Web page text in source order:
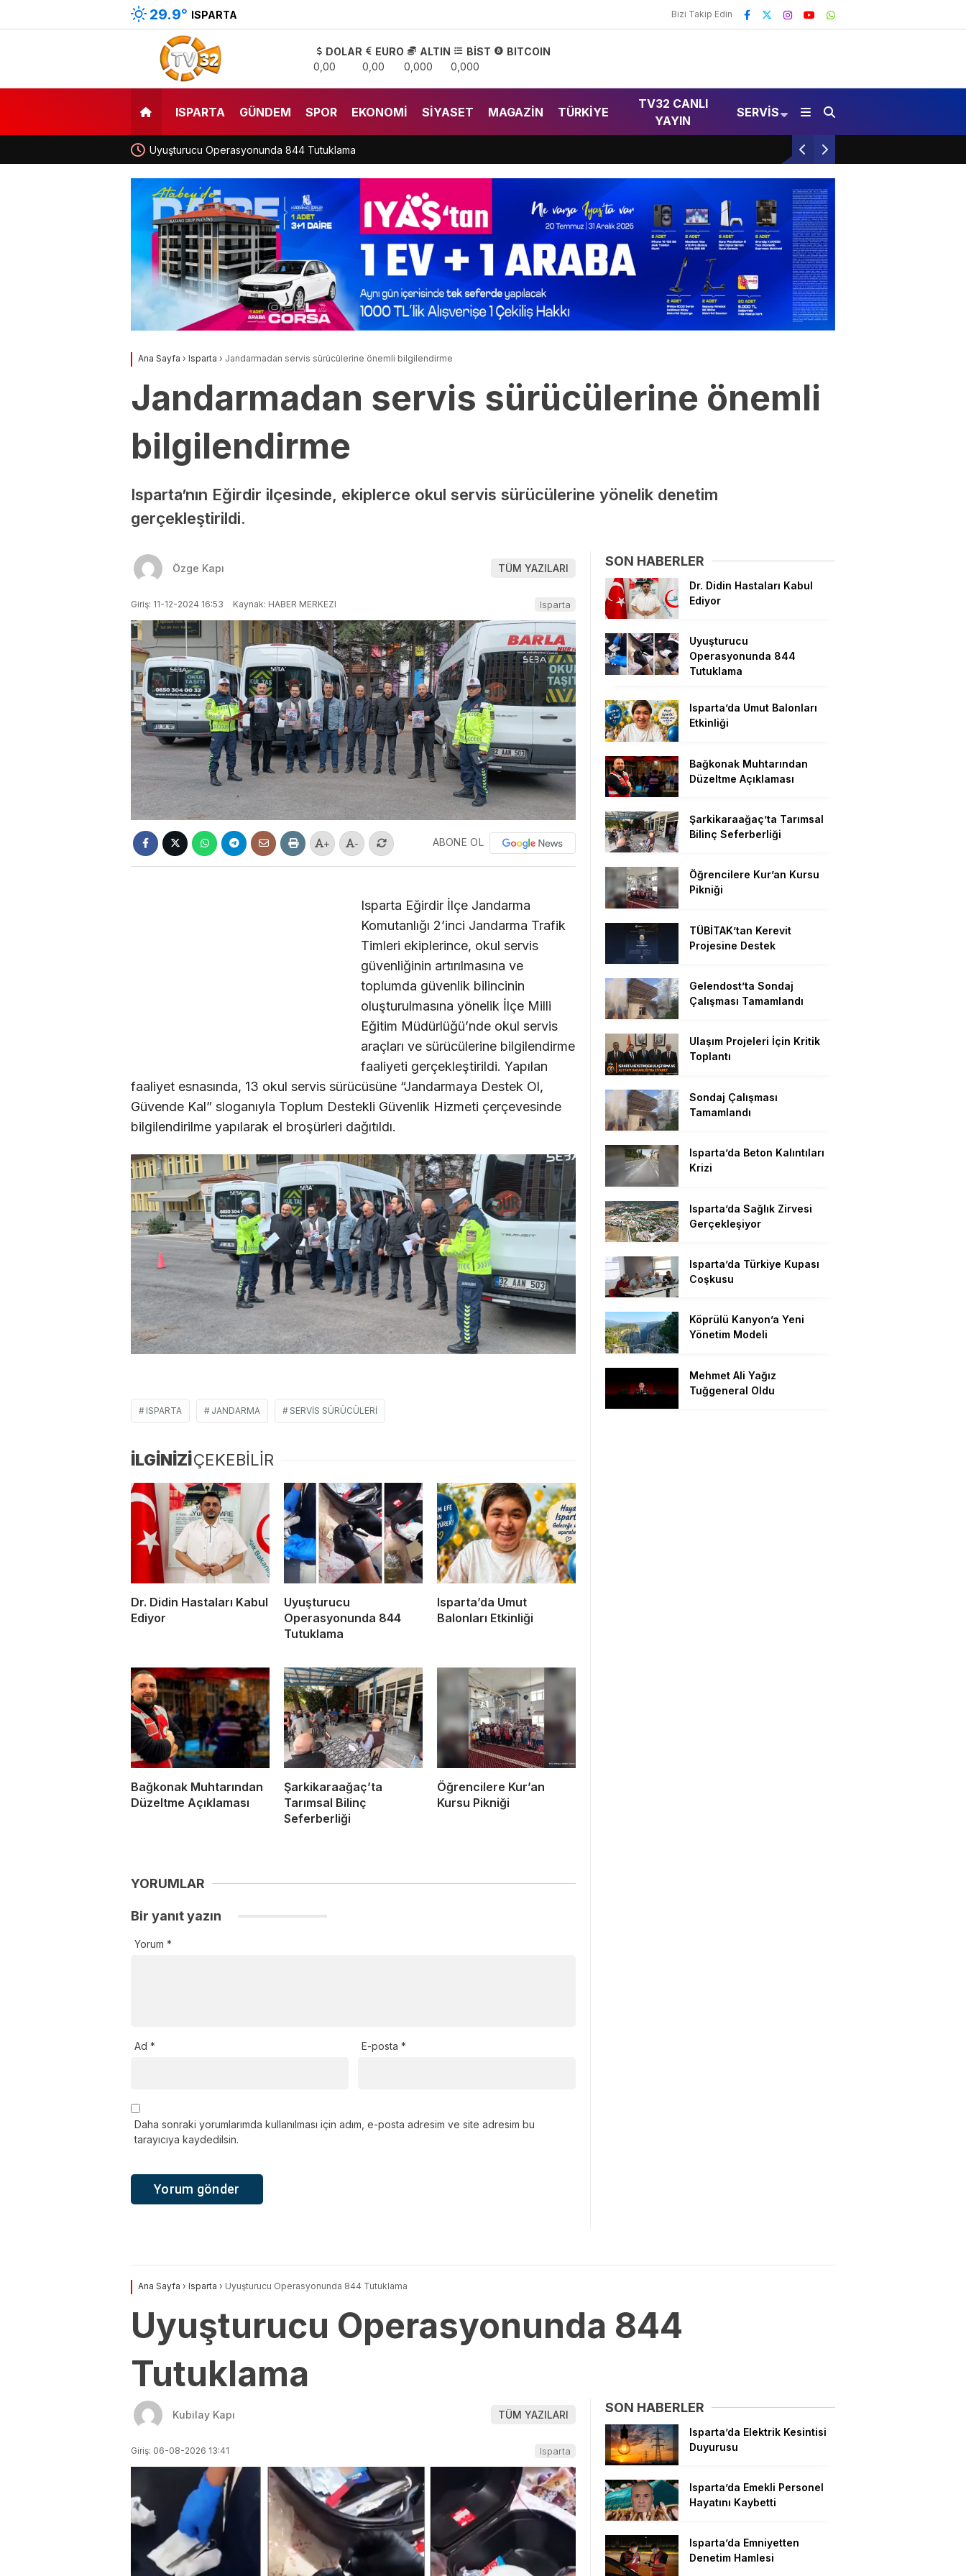
29.9° ISPARTA Bizi Takip Edin
DOLAR
0,00
EURO
0,00
ALTIN
0,000
BİST
0,000
BITCOIN
ISPARTA GÜNDEM SPOR EKONOMI SIYASET MAGAZIN TÜRKIYE
TV32 CANLI
YAYIN
SERVIS
Uyuşturucu Operasyonunda 844 Tutuklama Isparta’da Umut Balonları Etkinliği
Ana Sayfa › Isparta › Jandarmadan servis sürücülerine önemli bilgilendirme
Jandarmadan servis sürücülerine önemli
bilgilendirme
Isparta’nın Eğirdir ilçesinde, ekiplerce okul servis sürücülerine yönelik denetim
gerçekleştirildi.
Özge Kapı TÜM YAZILARI
Giriş: 11-12-2024 16:53 Kaynak: HABER MERKEZI Isparta
+ - ABONE OL
Isparta Eğirdir İlçe Jandarma
Komutanlığı 2’inci Jandarma Trafik
Timleri ekiplerince, okul servis
güvenliğinin artırılmasına ve
toplumda güvenlik bilincinin
oluşturulmasına yönelik İlçe Milli
Eğitim Müdürlüğü’nde okul servis
araçları ve sürücülerine bilgilendirme
faaliyeti gerçekleştirildi. Yapılan
faaliyet esnasında, 13 okul servis sürücüsüne “Jandarmaya Destek Ol,
Güvende Kal” sloganıyla Toplum Destekli Güvenlik Hizmeti çerçevesinde
bilgilendirilme yapılarak el broşürleri dağıtıldı.
ISPARTA JANDARMA SERVIS SÜRÜCÜLERI
İLGİNİZİÇEKEBİLİR
Dr. Didin Hastaları Kabul
Ediyor
Uyuşturucu
Operasyonunda 844
Tutuklama
Isparta’da Umut
Balonları Etkinliği
Bağkonak Muhtarından
Düzeltme Açıklaması
Şarkikaraağaç’ta
Tarımsal Bilinç
Seferberliği
Öğrencilere Kur’an
Kursu Pikniği
YORUMLAR
Bir yanıt yazın
Yorum *
Ad * E-posta *
Daha sonraki yorumlarımda kullanılması için adım, e-posta adresim ve site adresim bu
tarayıcıya kaydedilsin.
SON HABERLER
Dr. Didin Hastaları Kabul
Ediyor
Uyuşturucu
Operasyonunda 844
Tutuklama
Isparta’da Umut Balonları
Etkinliği
Bağkonak Muhtarından
Düzeltme Açıklaması
Şarkikaraağaç’ta Tarımsal
Bilinç Seferberliği
Öğrencilere Kur’an Kursu
Pikniği
TÜBİTAK’tan Kerevit
Projesine Destek
Gelendost’ta Sondaj
Çalışması Tamamlandı
Ulaşım Projeleri İçin Kritik
Toplantı
Sondaj Çalışması
Tamamlandı
Isparta’da Beton Kalıntıları
Krizi
Isparta’da Sağlık Zirvesi
Gerçekleşiyor
Isparta’da Türkiye Kupası
Coşkusu
Köprülü Kanyon’a Yeni
Yönetim Modeli
Mehmet Ali Yağız
Tuğgeneral Oldu
Ana Sayfa › Isparta › Uyuşturucu Operasyonunda 844 Tutuklama
Uyuşturucu Operasyonunda 844
Tutuklama
Kubilay Kapı TÜM YAZILARI
Giriş: 06-08-2026 13:41 Isparta
SON HABERLER
Isparta’da Elektrik Kesintisi
Duyurusu
Isparta’da Emekli Personel
Hayatını Kaybetti
Isparta’da Emniyetten
Denetim Hamlesi